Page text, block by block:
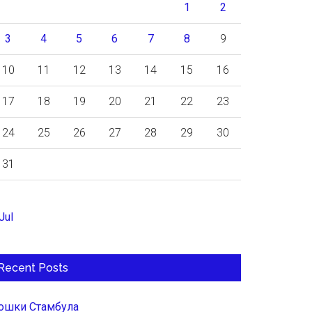
1 2
3 4 5 6 7 8 9
10 11 12 13 14 15 16
17 18 19 20 21 22 23
24 25 26 27 28 29 30
31
Posts
Стамбула